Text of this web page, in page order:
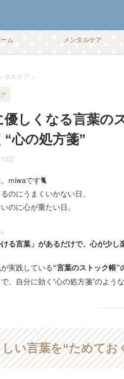
ム メンタルケア
タルケア >
優しくなる言葉の
“心の処方箋”
日
miwaです🐈
のにうまくいかない日、
のに心が重たい日。
ける言葉」があるだけで、心が少し
実践している“言葉のストック帳”
、自分に効く“心の処方箋”のような
い言葉を“ためてお